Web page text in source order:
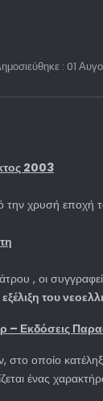
: 01
2003
εποχή
, οι
του
– Εκδόσεις
οποίο
ένας